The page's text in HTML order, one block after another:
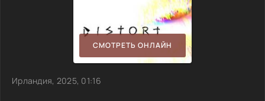
СМОТРЕТЬ ОНЛАЙН
Ирландия, 2025, 01:16